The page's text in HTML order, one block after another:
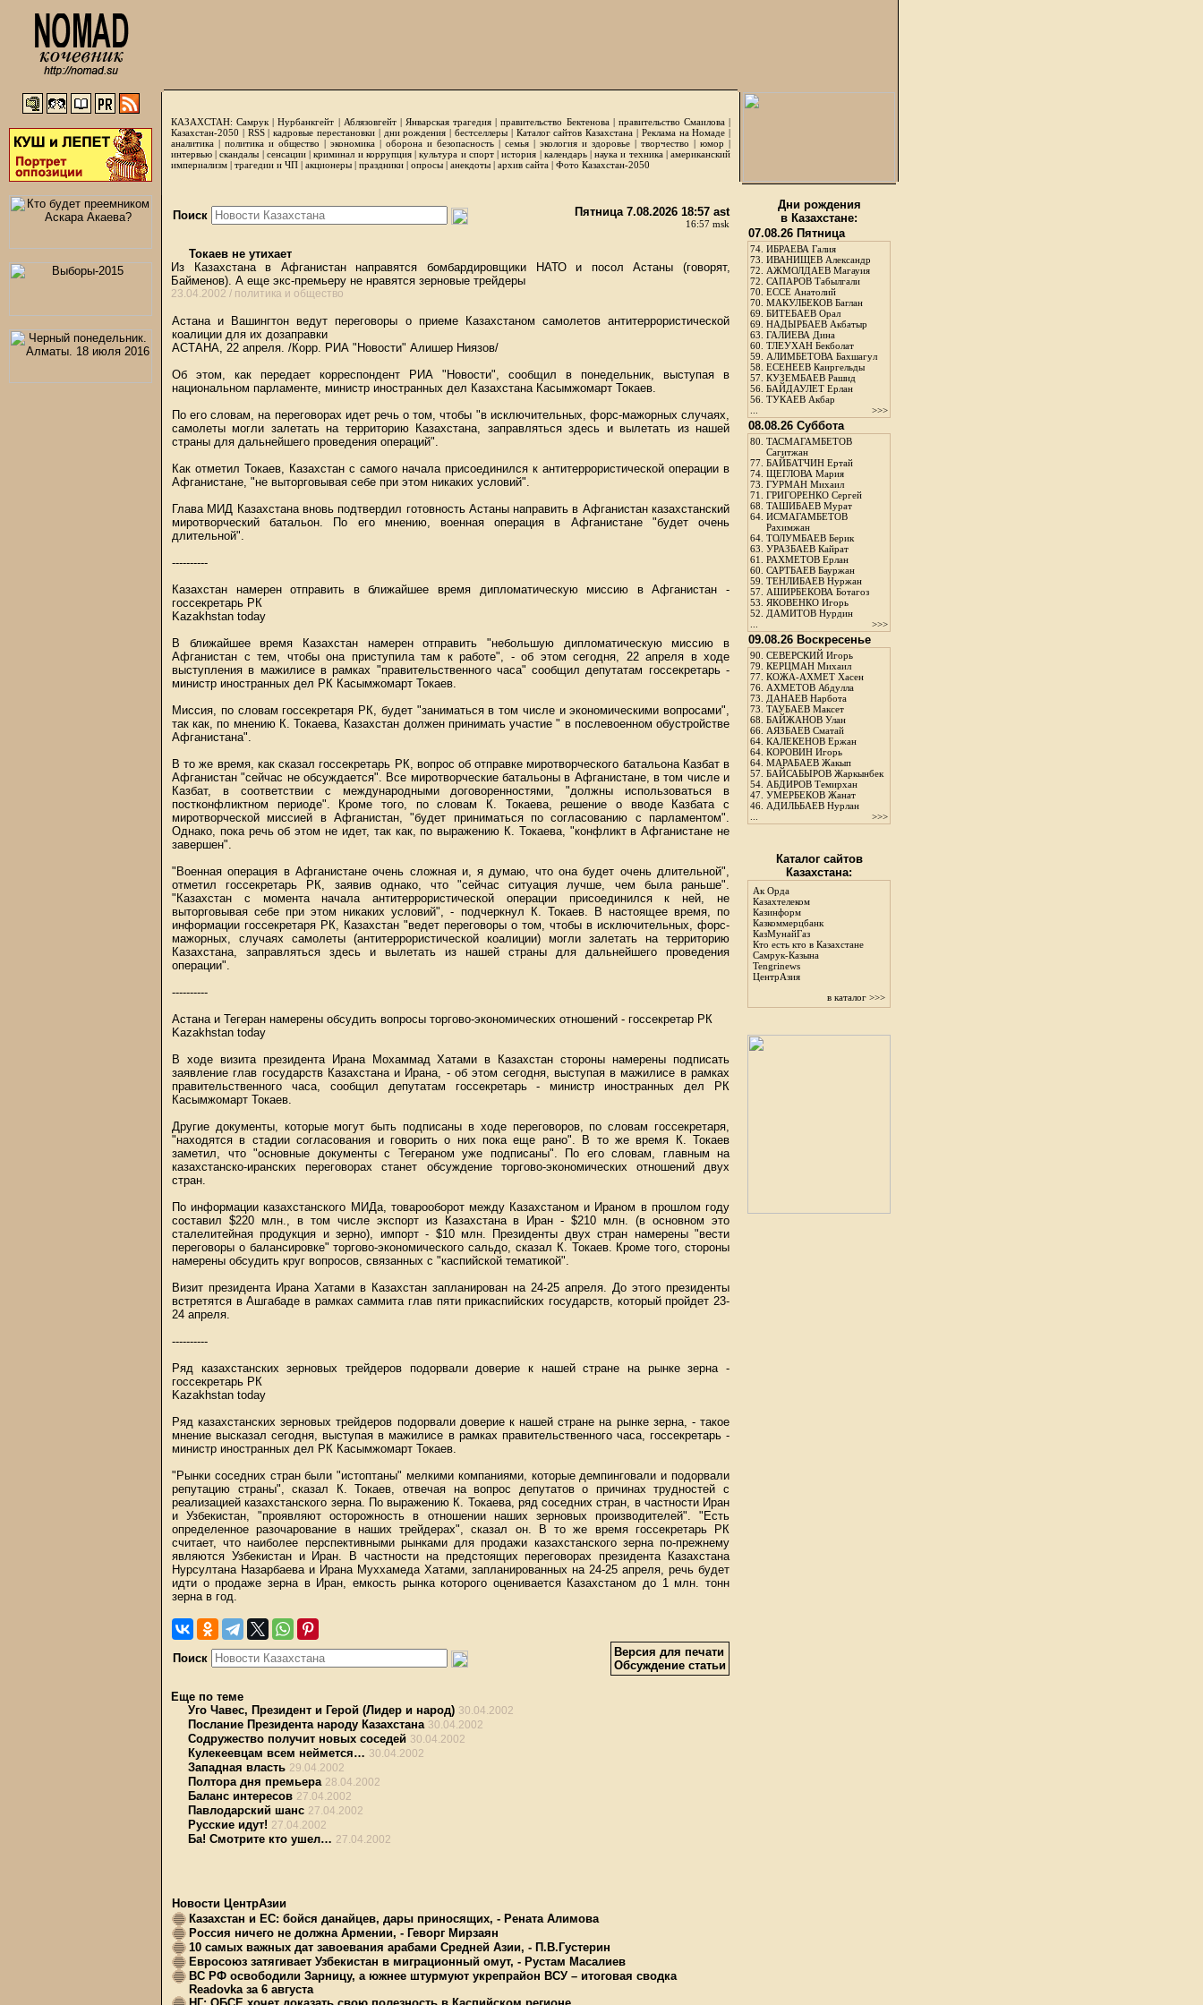
КАЗАХСТАН: Самрук |Нурбанкгейт | Аблязовгейт| Январская трагедия |правительство Бектенова| правительство Смаилова|
Казахстан-2050 | RSS|кадровые перестановки| дни рождения | бестселлеры| Каталог сайтов Казахстана | Реклама на Номаде |
аналитика | политика и общество | экономика | оборона и безопасность | семья | экология и здоровье | творчество | юмор |
интервью |скандалы | сенсации|криминал и коррупция|культура и спорт|история | календарь|наука и техника|американский
империализм | трагедии и ЧП | акционеры | праздники | опросы | анекдоты | архив сайта | Фото Казахстан-2050
Поиск Пятница 7.08.2026 18:57 ast
16:57 msk
Токаев не утихает
Из Казахстана в Афганистан направятся бомбардировщики НАТО и посол Астаны (говорят,
Байменов). А еще экс-премьеру не нравятся зерновые трейдеры
23.04.2002 / политика и общество
Астана и Вашингтон ведут переговоры о приеме Казахстаном самолетов антитеррористической
коалиции для их дозаправки
АСТАНА, 22 апреля. /Корр. РИА "Новости" Алишер Ниязов/
Об этом, как передает корреспондент РИА "Новости", сообщил в понедельник, выступая в
национальном парламенте, министр иностранных дел Казахстана Касымжомарт Токаев.
По его словам, на переговорах идет речь о том, чтобы "в исключительных, форс-мажорных случаях,
самолеты могли залетать на территорию Казахстана, заправляться здесь и вылетать из нашей
страны для дальнейшего проведения операций".
Как отметил Токаев, Казахстан с самого начала присоединился к антитеррористической операции в
Афганистане, "не выторговывая себе при этом никаких условий".
Глава МИД Казахстана вновь подтвердил готовность Астаны направить в Афганистан казахстанский
миротворческий батальон. По его мнению, военная операция в Афганистане "будет очень
длительной".
----------
Казахстан намерен отправить в ближайшее время дипломатическую миссию в Афганистан -
госсекретарь РК
Kazakhstan today
В ближайшее время Казахстан намерен отправить "небольшую дипломатическую миссию в
Афганистан с тем, чтобы она приступила там к работе", - об этом сегодня, 22 апреля в ходе
выступления в мажилисе в рамках "правительственного часа" сообщил депутатам госсекретарь -
министр иностранных дел РК Касымжомарт Токаев.
Миссия, по словам госсекретаря РК, будет "заниматься в том числе и экономическими вопросами",
так как, по мнению К. Токаева, Казахстан должен принимать участие " в послевоенном обустройстве
Афганистана".
В то же время, как сказал госсекретарь РК, вопрос об отправке миротворческого батальона Казбат в
Афганистан "сейчас не обсуждается". Все миротворческие батальоны в Афганистане, в том числе и
Казбат, в соответствии с международными договоренностями, "должны использоваться в
постконфликтном периоде". Кроме того, по словам К. Токаева, решение о вводе Казбата с
миротворческой миссией в Афганистан, "будет приниматься по согласованию с парламентом".
Однако, пока речь об этом не идет, так как, по выражению К. Токаева, "конфликт в Афганистане не
завершен".
"Военная операция в Афганистане очень сложная и, я думаю, что она будет очень длительной",
отметил госсекретарь РК, заявив однако, что "сейчас ситуация лучше, чем была раньше".
"Казахстан с момента начала антитеррористической операции присоединился к ней, не
выторговывая себе при этом никаких условий", - подчеркнул К. Токаев. В настоящее время, по
информации госсекретаря РК, Казахстан "ведет переговоры о том, чтобы в исключительных, форс-
мажорных, случаях самолеты (антитеррористической коалиции) могли залетать на территорию
Казахстана, заправляться здесь и вылетать из нашей страны для дальнейшего проведения
операции".
----------
Астана и Тегеран намерены обсудить вопросы торгово-экономических отношений - госсекретар РК
Kazakhstan today
В ходе визита президента Ирана Мохаммад Хатами в Казахстан стороны намерены подписать
заявление глав государств Казахстана и Ирана, - об этом сегодня, выступая в мажилисе в рамках
правительственного часа, сообщил депутатам госсекретарь - министр иностранных дел РК
Касымжомарт Токаев.
Другие документы, которые могут быть подписаны в ходе переговоров, по словам госсекретаря,
"находятся в стадии согласования и говорить о них пока еще рано". В то же время К. Токаев
заметил, что "основные документы с Тегераном уже подписаны". По его словам, главным на
казахстанско-иранских переговорах станет обсуждение торгово-экономических отношений двух
стран.
По информации казахстанского МИДа, товарооборот между Казахстаном и Ираном в прошлом году
составил $220 млн., в том числе экспорт из Казахстана в Иран - $210 млн. (в основном это
сталелитейная продукция и зерно), импорт - $10 млн. Президенты двух стран намерены "вести
переговоры о балансировке" торгово-экономического сальдо, сказал К. Токаев. Кроме того, стороны
намерены обсудить круг вопросов, связанных с "каспийской тематикой".
Визит президента Ирана Хатами в Казахстан запланирован на 24-25 апреля. До этого президенты
встретятся в Ашгабаде в рамках саммита глав пяти прикаспийских государств, который пройдет 23-
24 апреля.
----------
Ряд казахстанских зерновых трейдеров подорвали доверие к нашей стране на рынке зерна -
госсекретарь РК
Kazakhstan today
Ряд казахстанских зерновых трейдеров подорвали доверие к нашей стране на рынке зерна, - такое
мнение высказал сегодня, выступая в мажилисе в рамках правительственного часа, госсекретарь -
министр иностранных дел РК Касымжомарт Токаев.
"Рынки соседних стран были "истоптаны" мелкими компаниями, которые демпинговали и подорвали
репутацию страны", сказал К. Токаев, отвечая на вопрос депутатов о причинах трудностей с
реализацией казахстанского зерна. По выражению К. Токаева, ряд соседних стран, в частности Иран
и Узбекистан, "проявляют осторожность в отношении наших зерновых производителей". "Есть
определенное разочарование в наших трейдерах", сказал он. В то же время госсекретарь РК
считает, что наиболее перспективными рынками для продажи казахстанского зерна по-прежнему
являются Узбекистан и Иран. В частности на предстоящих переговорах президента Казахстана
Нурсултана Назарбаева и Ирана Муххамеда Хатами, запланированных на 24-25 апреля, речь будет
идти о продаже зерна в Иран, емкость рынка которого оценивается Казахстаном до 1 млн. тонн
зерна в год.
Поиск
Версия для печати
Обсуждение статьи
Еще по теме
Уго Чавес, Президент и Герой (Лидер и народ) 30.04.2002
Послание Президента народу Казахстана 30.04.2002
Содружество получит новых соседей 30.04.2002
Кулекеевцам всем неймется… 30.04.2002
Западная власть 29.04.2002
Полтора дня премьера 28.04.2002
Баланс интересов 27.04.2002
Павлодарский шанс 27.04.2002
Русские идут! 27.04.2002
Ба! Смотрите кто ушел… 27.04.2002
Новости ЦентрАзии
Казахстан и ЕС: бойся данайцев, дары приносящих, - Рената Алимова
Россия ничего не должна Армении, - Геворг Мирзаян
10 самых важных дат завоевания арабами Средней Азии, - П.В.Густерин
Евросоюз затягивает Узбекистан в миграционный омут, - Рустам Масалиев
ВС РФ освободили Зарницу, а южнее штурмуют укрепрайон ВСУ – итоговая сводка
Readovka за 6 августа
Дни рождения
в Казахстане:
07.08.26 Пятница
74. ИБРАЕВА Галия
73. ИВАНИЩЕВ Александр
72. АЖМОЛДАЕВ Магауия
72. САПАРОВ Табылгали
70. ЕССЕ Анатолий
70. МАКУЛБЕКОВ Баглан
69. БИТЕБАЕВ Орал
69. НАДЫРБАЕВ Акбатыр
63. ГАЛИЕВА Дина
60. ТЛЕУХАН Бекболат
59. АЛИМБЕТОВА Бахшагул
58. ЕСЕНЕЕВ Каиргельды
57. КУЗЕМБАЕВ Рашид
56. БАЙДАУЛЕТ Ерлан
56. ТУКАЕВ Акбар
>>>
08.08.26 Суббота
80. ТАСМАГАМБЕТОВ
Сагитжан
77. БАЙБАТЧИН Ертай
74. ЩЕГЛОВА Мария
73. ГУРМАН Михаил
71. ГРИГОРЕНКО Сергей
68. ТАШИБАЕВ Мурат
64. ИСМАГАМБЕТОВ
Рахимжан
64. ТОЛУМБАЕВ Берик
63. УРАЗБАЕВ Кайрат
61. РАХМЕТОВ Ерлан
60. САРТБАЕВ Бауржан
59. ТЕНЛИБАЕВ Нуржан
57. АШИРБЕКОВА Ботагоз
53. ЯКОВЕНКО Игорь
52. ДАМИТОВ Нурдин
>>>
09.08.26 Воскресенье
90. СЕВЕРСКИЙ Игорь
79. КЕРЦМАН Михаил
77. КОЖА-АХМЕТ Хасен
76. АХМЕТОВ Абдулла
73. ДАНАЕВ Нарбота
73. ТАУБАЕВ Максет
68. БАЙЖАНОВ Улан
66. АЯЗБАЕВ Сматай
64. КАЛЕКЕНОВ Ержан
64. КОРОВИН Игорь
64. МАРАБАЕВ Жакып
57. БАЙСАБЫРОВ Жаркынбек
54. АБДИРОВ Темирхан
47. УМЕРБЕКОВ Жанат
46. АДИЛЬБАЕВ Нурлан
>>>
Каталог сайтов
Казахстана:
Ак Орда
Казахтелеком
Казинформ
Казкоммерцбанк
КазМунайГаз
Кто есть кто в Казахстане
Самрук-Казына
Tengrinews
ЦентрАзия
в каталог >>>